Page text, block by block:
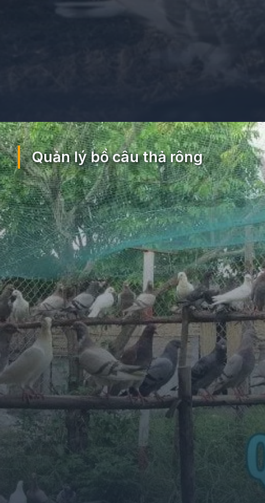
Đang mởhttps://ocopaz.vn/nuoi-bo-cau-71
Quản lý bồ câu thả rông